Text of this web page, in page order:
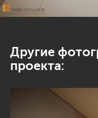
Другие
проекта: